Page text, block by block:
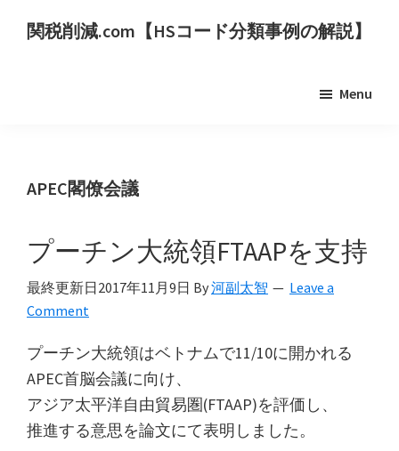
関税削減.com【HSコード分類事例の解説】
ー
類
事
例
用
い
た
関
Menu
APEC閣僚会議
プーチン大統領FTAAPを支持
最終更新日2017年11月9日 By河副太智
Leave a
Comment
プーチン大統領はベトナムで11/10に開かれる
APEC首脳会議に向け、
アジア太平洋自由貿易圏(FTAAP)を評価し、
推進する意思を論文にて表明しました。